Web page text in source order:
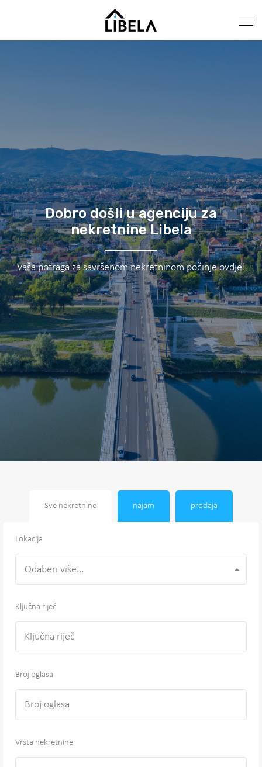
Dobro došli u agenciju za
nekretnine Libela
Vaša potraga za savršenom nekretninom počinje ovdje!
Sve nekretnine najam prodaja
Lokacija
Odaberi više...
Ključna riječ
Broj oglasa
Vrsta nekretnine